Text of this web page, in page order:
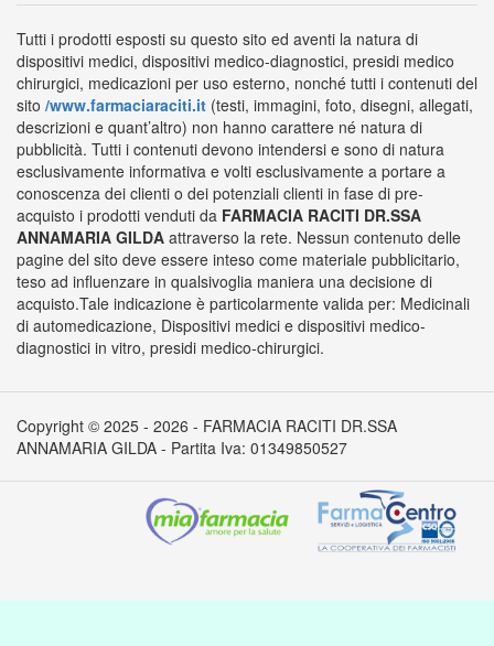
Tutti i prodotti esposti su questo sito ed aventi la natura di
dispositivi medici, dispositivi medico-diagnostici, presidi medico
chirurgici, medicazioni per uso esterno, nonché tutti i contenuti del
sito /www.farmaciaraciti.it (testi, immagini, foto, disegni, allegati,
descrizioni e quant’altro) non hanno carattere né natura di
pubblicità. Tutti i contenuti devono intendersi e sono di natura
esclusivamente informativa e volti esclusivamente a portare a
conoscenza dei clienti o dei potenziali clienti in fase di pre-
acquisto i prodotti venduti da FARMACIA RACITI DR.SSA
ANNAMARIA GILDA attraverso la rete. Nessun contenuto delle
pagine del sito deve essere inteso come materiale pubblicitario,
teso ad influenzare in qualsivoglia maniera una decisione di
acquisto.Tale indicazione è particolarmente valida per: Medicinali
di automedicazione, Dispositivi medici e dispositivi medico-
diagnostici in vitro, presidi medico-chirurgici.
Copyright © 2025 - 2026 - FARMACIA RACITI DR.SSA
ANNAMARIA GILDA - Partita Iva: 01349850527